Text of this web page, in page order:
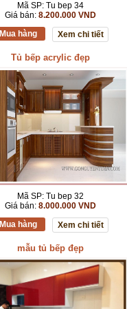
Mã SP: Tu bep 34
Giá bán: 8.200.000 VND
Mua hàng
Xem chi tiết
Tủ bếp acrylic đẹp
Mã SP: Tu bep 32
Giá bán: 8.000.000 VND
Mua hàng
Xem chi tiết
mẫu tủ bếp đẹp